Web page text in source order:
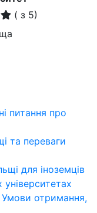
( з 5)
питання про
та переваги
для іноземців
університетах
Умови отримання,